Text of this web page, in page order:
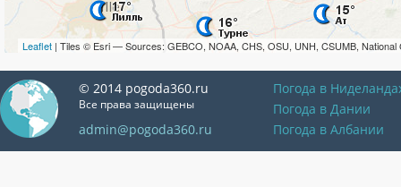
Leaflet | Tiles © Esri — Sources: GEBCO, NOAA, CHS, OSU, UNH, CSUMB, National
© 2014 pogoda360.ru
Все права защищены
admin@pogoda360.ru
Погода в
Погода в Дании
Погода в Албании